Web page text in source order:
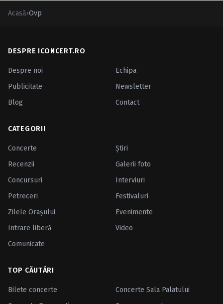
Acasă›Ovp
DESPRE ICONCERT.RO
Despre noi
Echipa
Publicitate
Newsletter
Blog
Contact
CATEGORII
Concerte
Ştiri
Recenzii
Galerii foto
Concursuri
Interviuri
Petreceri
Festivaluri
Zilele Oraşului
Evenimente
Intrare liberă
Video
Comunicate
TOP CĂUTĂRI
Bilete concerte
Concerte Sala Palatului